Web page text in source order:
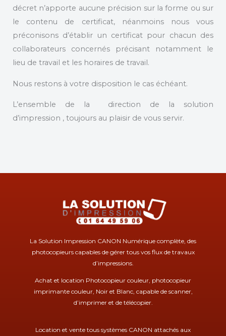
décret n’apporte aucune précision sur la forme ou sur
le contenu de certificat, néanmoins nous vous
préconisons d’établir un certificat pour chacun des
collaborateurs concernés précisant notamment le
lieu de travail et les horaires de travail.
Nous restons à votre disposition le cas échéant.
L’ensemble de la direction de la solution
d’impression , toujours au plaisir de vous servir.
La Solution Impression CANON Numérique complète, des
photocopieurs capables de gérer tous vos flux de travaux
d’impressions.
Achat et location Photocopieur couleur, photocopieur
imprimante couleur, Noir et Blanc, capable de scanner,
d’imprimer et de télécopier.
Location et vente tous systèmes CANON attachés aux